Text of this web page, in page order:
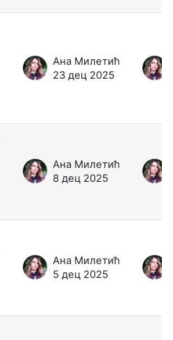
Ана Милетић
23 дец 2025
Ана Милетић
8 дец 2025
Ана Милетић
5 дец 2025